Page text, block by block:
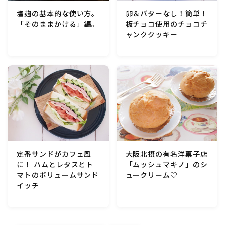
塩麹の基本的な使い方。
「そのままかける」編。
卵＆バターなし！簡単！
板チョコ使用のチョコチ
ャンククッキー
定番サンドがカフェ風
に！ ハムとレタスとト
マトのボリュームサンド
イッチ
大阪北摂の有名洋菓子店
「ムッシュマキノ」のシ
ュークリーム♡